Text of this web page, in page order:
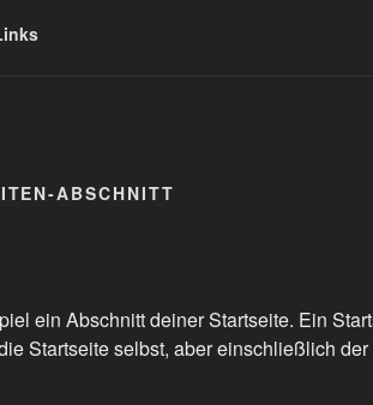
ABSCHNITT
ein Abschnitt deiner Startseite. Ein
Startseite selbst, aber einschließlich